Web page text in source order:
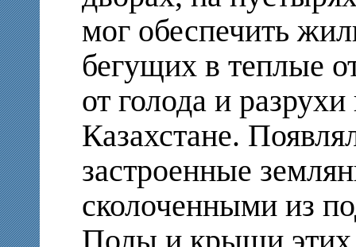
мог обеспечить
бегущих в теплые
от голода и
Казахстане.
застроенные
сколоченными из